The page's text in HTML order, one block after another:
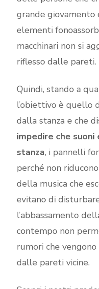
grande giovamento
elementi
macchinari non si
riflesso dalle pareti.
Quindi, stando a
l’obiettivo è quello
dalla stanza e che
impedire che suoni
stanza, i pannelli
perché non
della musica che
evitano di
l’abbassamento
contempo non
rumori che
dalle pareti vicine.